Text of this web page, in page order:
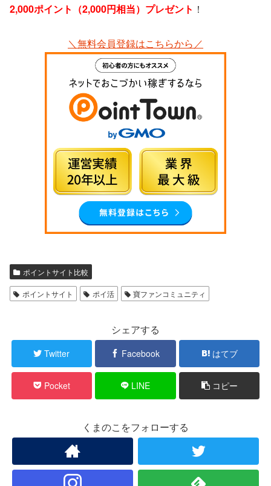
2,000ポイント（2,000円相当）プレゼント ！
＼無料会員登録はこちらから／
ポイントサイト比較
ポイントサイト ポイ活 寶ファンコミュニティ
シェアする
Twitter Facebook はてブ
Pocket LINE コピー
くまのこをフォローする